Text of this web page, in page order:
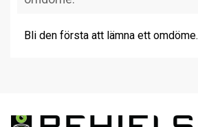
Bli den första att lämna ett omdöme.